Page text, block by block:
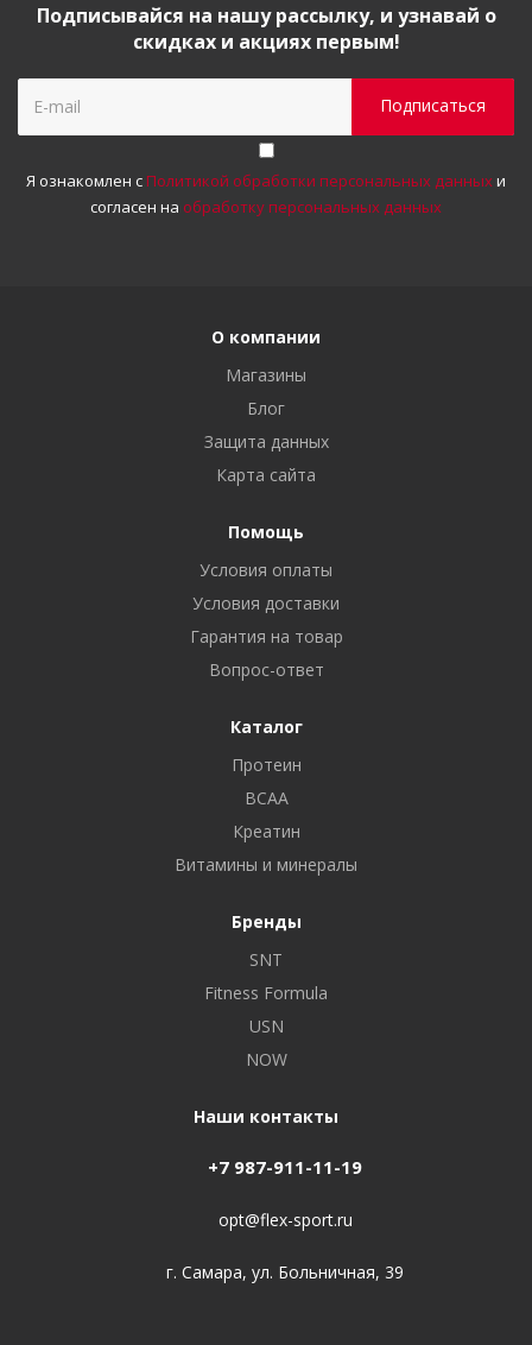
Подписывайся на нашу рассылку, и узнавай о
скидках и акциях первым!
Я ознакомлен с Политикой обработки персональных данных и
согласен на обработку персональных данных
О компании
Магазины
Блог
Защита данных
Карта сайта
Помощь
Условия оплаты
Условия доставки
Гарантия на товар
Вопрос-ответ
Каталог
Протеин
BCAA
Креатин
Витамины и минералы
Бренды
SNT
Fitness Formula
USN
NOW
Наши контакты
+7 987-911-11-19
opt@flex-sport.ru
г. Самара, ул. Больничная, 39